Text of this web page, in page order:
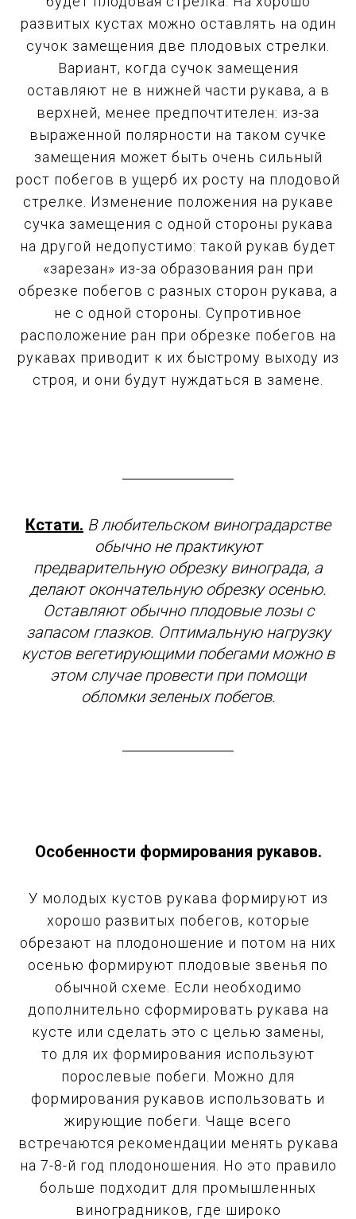
развитых кустах можно оставлять на один
сучок замещения две плодовых стрелки.
Вариант, когда сучок замещения
оставляют не в нижней части рукава, а в
верхней, менее предпочтителен: из-за
выраженной полярности на таком сучке
замещения может быть очень сильный
рост побегов в ущерб их росту на плодовой
стрелке. Изменение положения на рукаве
сучка замещения с одной стороны рукава
на другой недопустимо: такой рукав будет
«зарезан» из-за образования ран при
обрезке побегов с разных сторон рукава, а
не с одной стороны. Супротивное
расположение ран при обрезке побегов на
рукавах приводит к их быстрому выходу из
строя, и они будут нуждаться в замене.
Кстати. В любительском виноградарстве
обычно не практикуют
предварительную обрезку винограда, а
делают окончательную обрезку осенью.
Оставляют обычно плодовые лозы с
запасом глазков. Оптимальную нагрузку
кустов вегетирующими побегами можно в
этом случае провести при помощи
обломки зеленых побегов.
Особенности формирования рукавов.
У молодых кустов рукава формируют из
хорошо развитых побегов, которые
обрезают на плодоношение и потом на них
осенью формируют плодовые звенья по
обычной схеме. Если необходимо
дополнительно сформировать рукава на
кусте или сделать это с целью замены,
то для их формирования используют
порослевые побеги. Можно для
формирования рукавов использовать и
жирующие побеги. Чаще всего
встречаются рекомендации менять рукава
на 7-8-й год плодоношения. Но это правило
больше подходит для промышленных
виноградников, где широко